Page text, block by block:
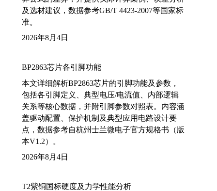
及选材建议，数据参考GB/T 4423-2007等国家标
准。
2026年8月4日
BP2863芯片各引脚功能
本文详细解析BP2863芯片的引脚功能及参数，
包括各引脚定义、典型电压/电流值、内部逻辑
关系等核心数据，并附引脚参数对照表。内容涵
盖驱动配置、保护机制及典型应用电路设计要
点，数据参考自杭州士兰微电子官方规格书（版
本V1.2）。
2026年8月4日
T2紫铜国标硬度及力学性能分析